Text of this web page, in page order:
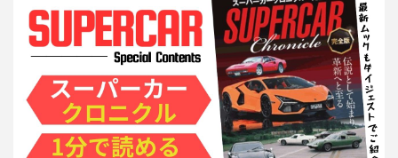
ウス of プログレス 東京」に展示され
る。